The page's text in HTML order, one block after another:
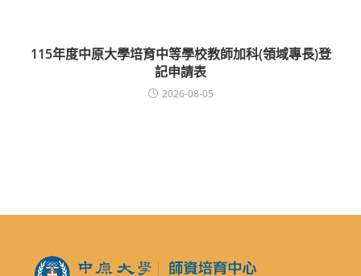
115年度中原大學培育中等學校教師加科(領域專長)登
記申請表
2026-08-05